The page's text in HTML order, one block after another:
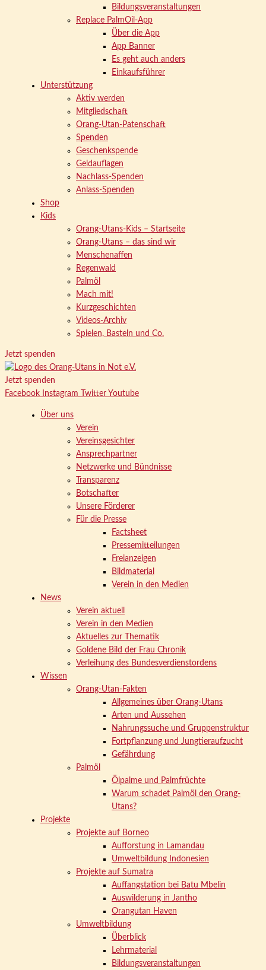
Bildungsveranstaltungen
Replace PalmOil-App
Über die App
App Banner
Es geht auch anders
Einkaufsführer
Unterstützung
Aktiv werden
Mitgliedschaft
Orang-Utan-Patenschaft
Spenden
Geschenkspende
Geldauflagen
Nachlass-Spenden
Anlass-Spenden
Shop
Kids
Orang-Utans-Kids – Startseite
Orang-Utans – das sind wir
Menschenaffen
Regenwald
Palmöl
Mach mit!
Kurzgeschichten
Videos-Archiv
Spielen, Basteln und Co.
Jetzt spenden
Jetzt spenden
Facebook
Instagram Twitter Youtube
Über uns
Verein
Vereinsgesichter
Ansprechpartner
Netzwerke und Bündnisse
Transparenz
Botschafter
Unsere Förderer
Für die Presse
Factsheet
Pressemitteilungen
Freianzeigen
Bildmaterial
Verein in den Medien
News
Verein aktuell
Verein in den Medien
Aktuelles zur Thematik
Goldene Bild der Frau Chronik
Verleihung des Bundesverdienstordens
Wissen
Orang-Utan-Fakten
Allgemeines über Orang-Utans
Arten und Aussehen
Nahrungssuche und Gruppenstruktur
Fortpflanzung und Jungtieraufzucht
Gefährdung
Palmöl
Ölpalme und Palmfrüchte
Warum schadet Palmöl den Orang-
Utans?
Projekte
Projekte auf Borneo
Aufforstung in Lamandau
Umweltbildung Indonesien
Projekte auf Sumatra
Auffangstation bei Batu Mbelin
Auswilderung in Jantho
Orangutan Haven
Umweltbildung
Überblick
Lehrmaterial
Bildungsveranstaltungen